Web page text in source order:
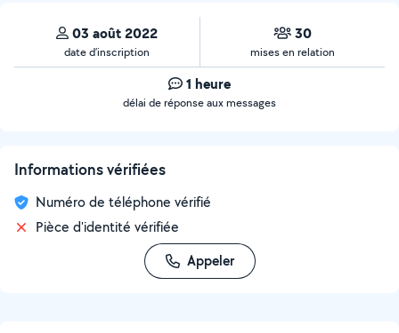
03 août 2022
date d’inscription
30
mises en relation
1 heure
délai de réponse aux messages
Informations vérifiées
Numéro de téléphone vérifié
Pièce d'identité vérifiée
Appeler